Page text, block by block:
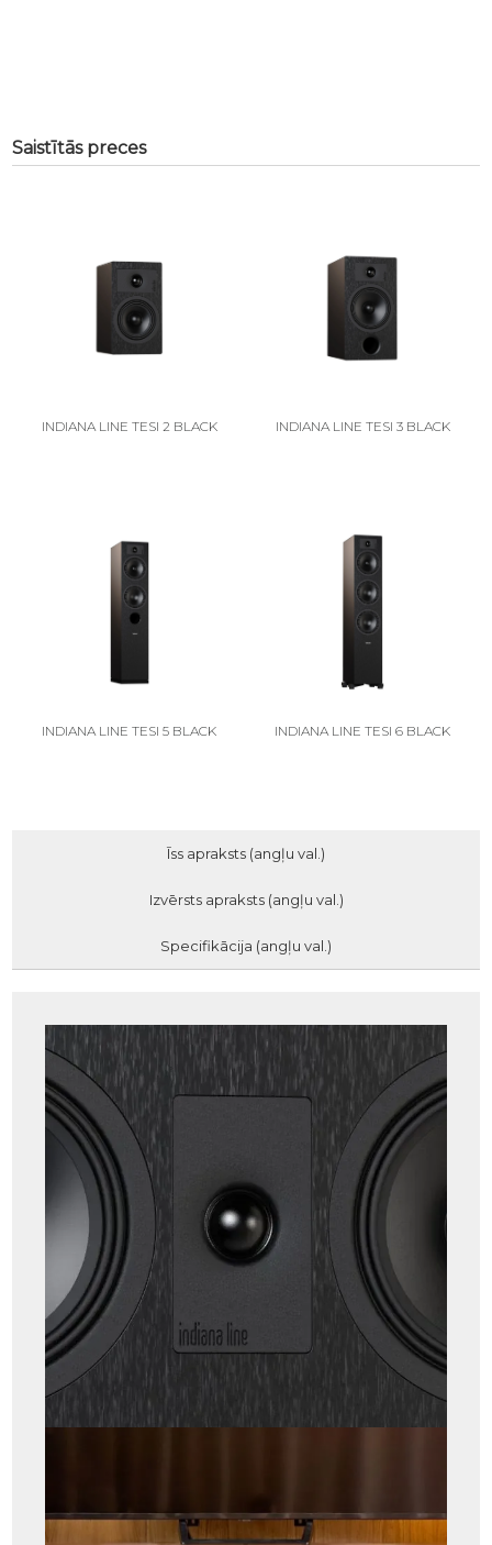
Saistītās preces
INDIANA LINE TESI 2 BLACK INDIANA LINE TESI 3 BLACK
INDIANA LINE TESI 5 BLACK INDIANA LINE TESI 6 BLACK
Īss apraksts (angļu val.)
Izvērsts apraksts (angļu val.)
Specifikācija (angļu val.)